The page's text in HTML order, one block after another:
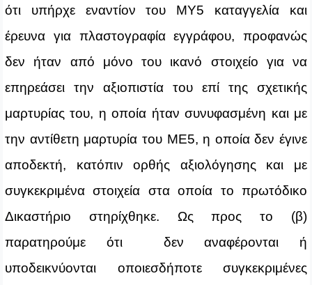
ότι υπήρχε εναντίον του ΜΥ5 καταγγελία και
έρευνα για πλαστογραφία εγγράφου, προφανώς
δεν ήταν από μόνο του ικανό στοιχείο για να
επηρεάσει την αξιοπιστία του επί της σχετικής
μαρτυρίας του, η οποία ήταν συνυφασμένη και με
την αντίθετη μαρτυρία του ΜΕ5, η οποία δεν έγινε
αποδεκτή, κατόπιν ορθής αξιολόγησης και με
συγκεκριμένα στοιχεία στα οποία το πρωτόδικο
Δικαστήριο στηρίχθηκε. Ως προς το (β)
παρατηρούμε ότι δεν αναφέρονται ή
υποδεικνύονται οποιεσδήποτε συγκεκριμένες